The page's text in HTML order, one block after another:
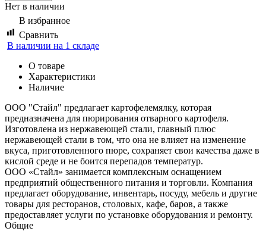
Нет в наличии
В избранное
Сравнить
В наличии на 1 складе
О товаре
Характеристики
Наличие
ООО "Стайл" предлагает картофелемялку, которая
предназначена для пюрирования отварного картофеля.
Изготовлена из нержавеющей стали, главный плюс
нержавеющей стали в том, что она не влияет на изменение
вкуса, приготовленного пюре, сохраняет свои качества даже в
кислой среде и не боится перепадов температур.
ООО «Стайл» занимается комплексным оснащением
предприятий общественного питания и торговли. Компания
предлагает оборудование, инвентарь, посуду, мебель и другие
товары для ресторанов, столовых, кафе, баров, а также
предоставляет услуги по установке оборудования и ремонту.
Общие